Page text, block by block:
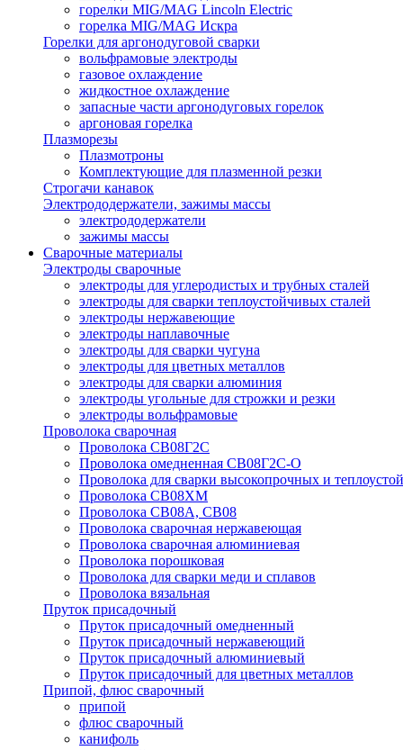
горелки MIG/MAG Lincoln Electric
горелка MIG/MAG Искра
Горелки для аргонодуговой сварки
вольфрамовые электроды
газовое охлаждение
жидкостное охлаждение
запасные части аргонодуговых горелок
аргоновая горелка
Плазморезы
Плазмотроны
Комплектующие для плазменной резки
Строгачи канавок
Электрододержатели, зажимы массы
электрододержатели
зажимы массы
Сварочные материалы
Электроды сварочные
электроды для углеродистых и трубных сталей
электроды для сварки теплоустойчивых сталей
электроды нержавеющие
электроды наплавочные
электроды для сварки чугуна
электроды для цветных металлов
электроды для сварки алюминия
электроды угольные для строжки и резки
электроды вольфрамовые
Проволока сварочная
Проволока СВ08Г2С
Проволока омедненная СВ08Г2С-О
Проволока для сварки высокопрочных и
Проволока СВ08ХМ
Проволока СВ08А, СВ08
Проволока сварочная нержавеющая
Проволока сварочная алюминиевая
Проволока порошковая
Проволока для сварки меди и сплавов
Проволока вязальная
Пруток присадочный
Пруток присадочный омедненный
Пруток присадочный нержавеющий
Пруток присадочный алюминиевый
Пруток присадочный для цветных металлов
Припой, флюс сварочный
припой
флюс сварочный
канифоль